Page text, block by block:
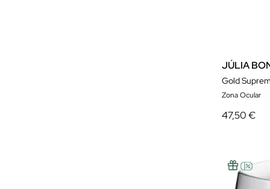
JÚLIA
Gold
Zona Ocular
47,50 €